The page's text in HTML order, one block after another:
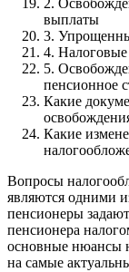
выплаты
3.
4.
5.
пенсионное
Какие
Какие
Вопросы
являются одними
пенсионеры
пенсионера
основные нюансы
на самые